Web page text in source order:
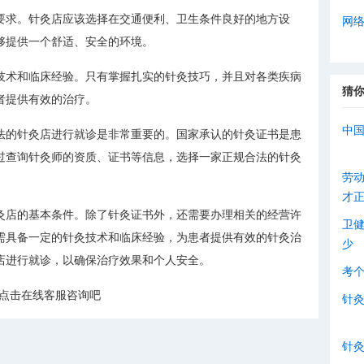
。针灸店应该选择在交通便利、卫生条件良好的地方设
供一个舒适、安全的环境。
和临床经验。只有掌握扎实的针灸技巧，并且对各类疾病
供有效的治疗。
针灸店进行就诊是非常重要的。国家承认的针灸证书是患
询针灸师的资质、证书等信息，选择一家正规合法的针灸
的基本条件。除了针灸证书外，还需要办理相关的经营许
备一定的针灸技术和临床经验，为患者提供有效的针灸治
行就诊，以确保治疗效果和个人安全。
击在线客服咨询吧
网
猜
中
劳
才
卫
少
考
针
针